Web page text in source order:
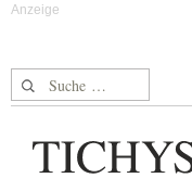
Suche nach: